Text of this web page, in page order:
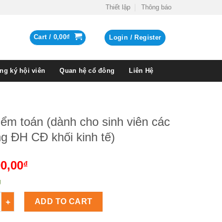
Thiết lập Thông báo
Cart / 0,00₫ Login / Register
ký hội viên Quan hệ cổ đông Liên Hệ
toán (dành cho sinh viên các
ĐH CĐ khối kinh tế)
₫
toán (dành cho sinh viên các trường ĐH CĐ khối kinh tế) Số
ADD TO CART